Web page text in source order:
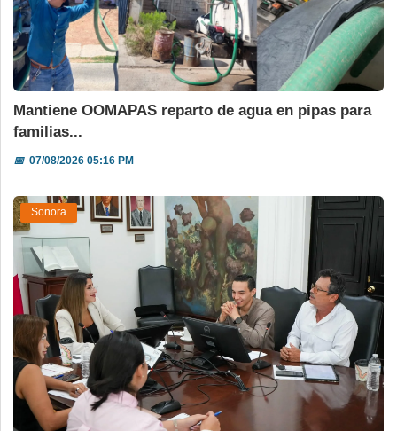
Mantiene OOMAPAS reparto de agua en pipas para
familias...
📅07/08/2026 05:16 PM
Sonora